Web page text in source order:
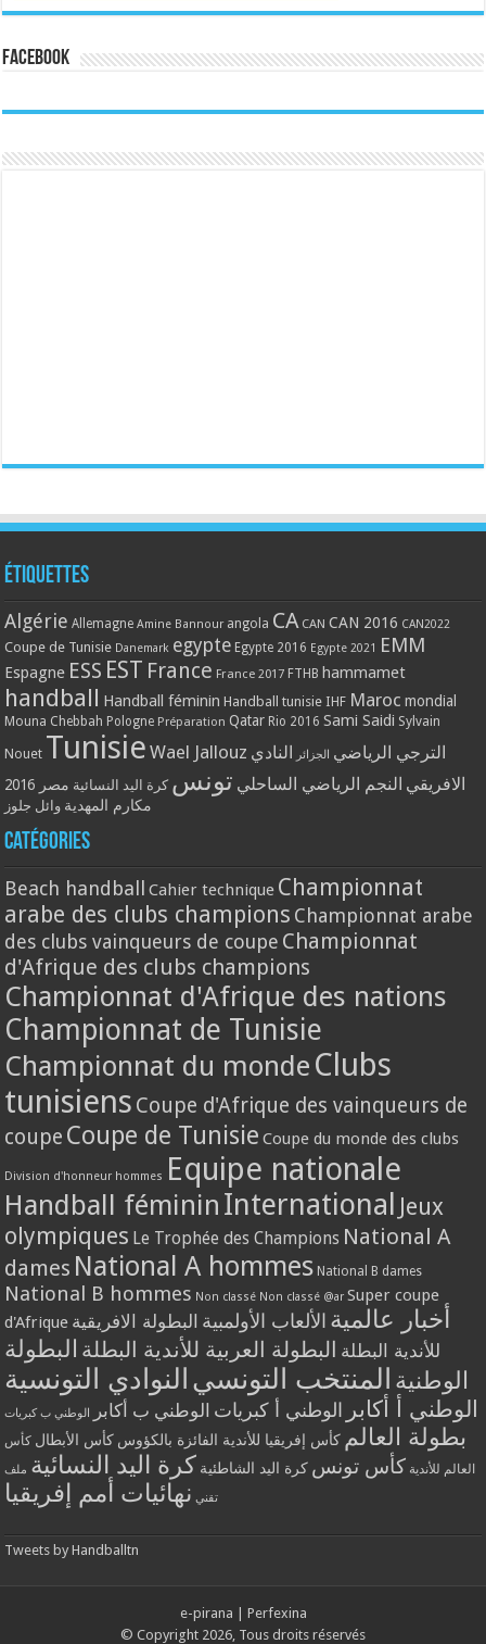
Facebook
Étiquettes
Algérie Allemagne Amine Bannour angola CA CAN CAN 2016 CAN2022
Coupe de Tunisie Danemark egypte Egypte 2016 Egypte 2021 EMM
Espagne ESS EST France France 2017 FTHB hammamet
handball Handball féminin Handball tunisie IHF Maroc mondial
Mouna Chebbah Pologne Préparation Qatar Rio 2016 Sami Saidi Sylvain
Nouet Tunisie Wael Jallouz الترجي الرياضي الجزائر النادي
الافريقي النجم الرياضي الساحلي تونس كرة اليد النسائية مصر 2016
مكارم المهدية وائل جلوز
Catégories
Beach handball Cahier technique Championnat
arabe des clubs champions Championnat arabe
des clubs vainqueurs de coupe Championnat
d'Afrique des clubs champions
Championnat d'Afrique des nations
Championnat de Tunisie
Championnat du monde Clubs
tunisiens Coupe d'Afrique des vainqueurs de
coupe Coupe de Tunisie Coupe du monde des clubs
Division d'honneur hommes Equipe nationale
Handball féminin International Jeux
olympiques Le Trophée des Champions National A
dames National A hommes National B dames
National B hommes Non classé Non classé @ar Super coupe
d'Afrique
أخبار عالمية الألعاب الأولمبية البطولة الافريقية
للأندية البطلة البطولة العربية للأندية البطلة البطولة
الوطنية المنتخب التونسي النوادي التونسية
الوطني أ أكابر الوطني أ كبريات الوطني ب أكابر الوطني ب كبريات
بطولة العالم كأس إفريقيا للأندية الفائزة بالكؤوس كأس الأبطال كأس
العالم للأندية كأس تونس كرة اليد الشاطئية كرة اليد النسائية ملف
تقني نهائيات أمم إفريقيا
Tweets by Handballtn
e-pirana
Perfexina
© Copyright 2026, Tous droits réservés